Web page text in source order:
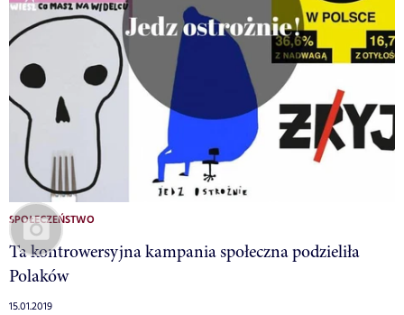
SPOŁECZEŃSTWO
Ta kontrowersyjna kampania społeczna podzieliła
Polaków
15.01.2019